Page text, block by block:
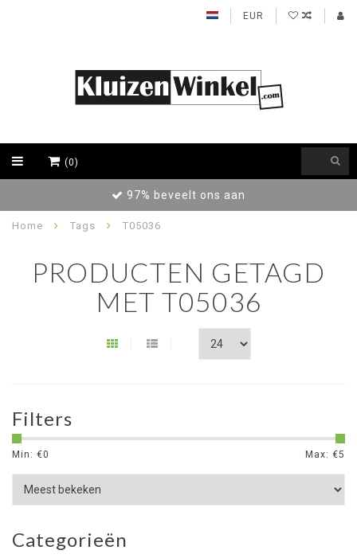
EUR
(0)
97% beveelt ons aan
Home Tags T05036
PRODUCTEN GETAGD
MET T05036
Filters
Min: €0 Max: €5
Categorieën